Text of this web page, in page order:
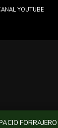
YOUTUBE
FORRAJERO